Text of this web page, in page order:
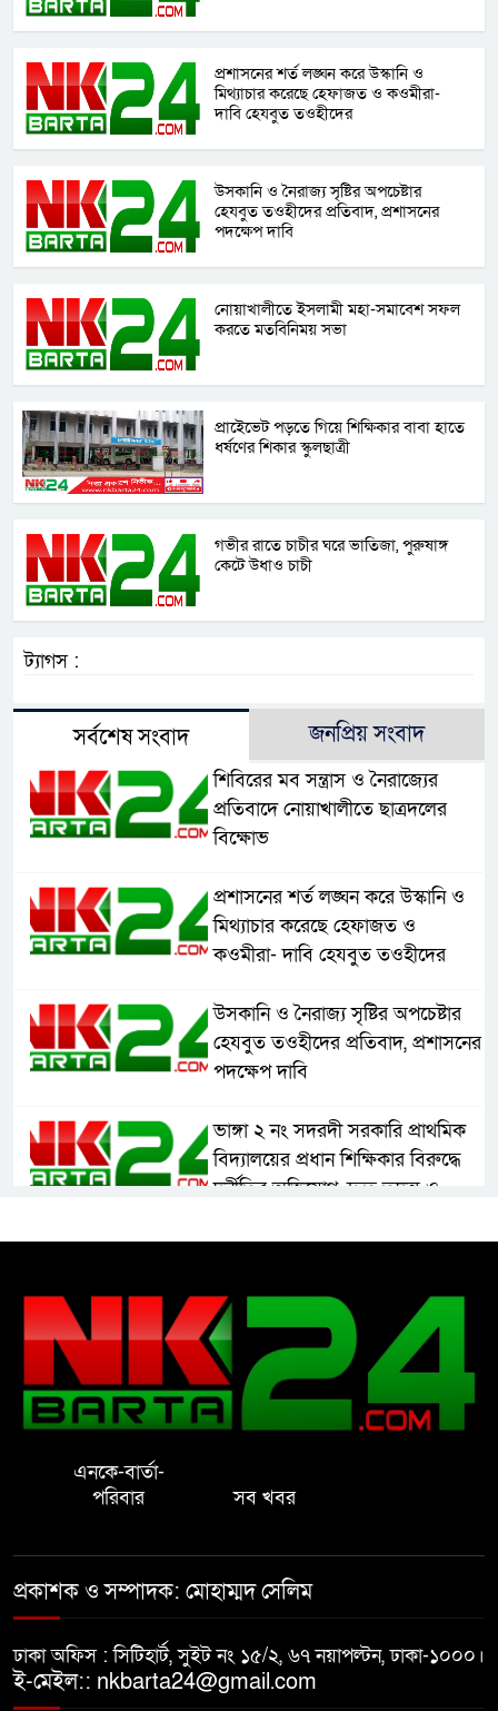
প্রশাসনের শর্ত লঙ্ঘন করে উস্কানি ও
মিথ্যাচার করেছে হেফাজত ও কওমীরা-
দাবি হেযবুত তওহীদের
উসকানি ও নৈরাজ্য সৃষ্টির অপচেষ্টার
হেযবুত তওহীদের প্রতিবাদ, প্রশাসনের
পদক্ষেপ দাবি
নোয়াখালীতে ইসলামী মহা-সমাবেশ সফল
করতে মতবিনিময় সভা
প্রাইেভেট পড়তে গিয়ে শিক্ষিকার বাবা হাতে
ধর্ষণের শিকার স্কুলছাত্রী
গভীর রাতে চাচীর ঘরে ভাতিজা, পুরুষাঙ্গ
কেটে উধাও চাচী
ট্যাগস :
সর্বশেষ সংবাদ জনপ্রিয় সংবাদ
শিবিরের মব সন্ত্রাস ও নৈরাজ্যের
প্রতিবাদে নোয়াখালীতে ছাত্রদলের
বিক্ষোভ
প্রশাসনের শর্ত লঙ্ঘন করে উস্কানি ও
মিথ্যাচার করেছে হেফাজত ও
কওমীরা- দাবি হেযবুত তওহীদের
উসকানি ও নৈরাজ্য সৃষ্টির অপচেষ্টার
হেযবুত তওহীদের প্রতিবাদ, প্রশাসনের
পদক্ষেপ দাবি
ভাঙ্গা ২ নং সদরদী সরকারি প্রাথমিক
বিদ্যালয়ের প্রধান শিক্ষিকার বিরুদ্ধে
দুর্নীতির অভিযোগ, দ্রুত তদন্ত ও
সেলিম
নোয়াখালীতে ইসলামী মহা-সমাবেশ
সফল করতে মতবিনিময় সভা
হাতে ধর্ষণের শিকার স্কুলছাত্রী
গভীর রাতে চাচীর ঘরে ভাতিজা,
পুরুষাঙ্গ কেটে উধাও চাচী
নোয়াখালীতে র‌্যাবের অভিযান: ২
চাঞ্চল্যকর হত্যা মামলার আসামিসহ
এনকে-বার্তা-
পরিবার
সব খবর
প্রকাশক ও সম্পাদক: মোহাম্মদ সেলিম
ঢাকা অফিস : সিটিহার্ট, সুইট নং ১৫/২, ৬৭ নয়াপল্টন, ঢাকা-১০০০।
ই-মেইল:: nkbarta24@gmail.com